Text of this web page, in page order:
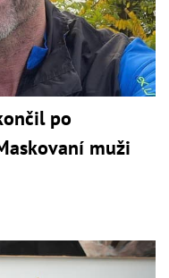
po
muži